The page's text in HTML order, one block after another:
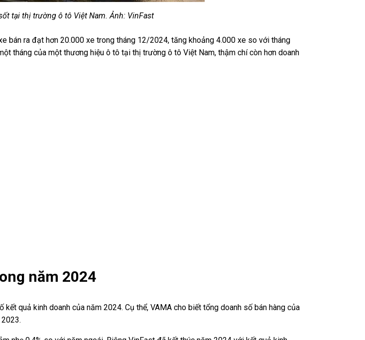
tại thị trường ô tô Việt Nam. Ảnh: VinFast
bán ra đạt hơn 20.000 xe trong tháng 12/2024, tăng khoảng 4.000 xe so với tháng
tháng của một thương hiệu ô tô tại thị trường ô tô Việt Nam, thậm chí còn hơn doanh
năm 2024
quả kinh doanh của năm 2024. Cụ thể, VAMA cho biết tổng doanh số bán hàng của